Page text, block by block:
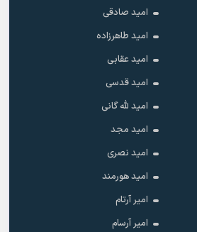
امید صادقی
امید طاهرزاده
امید عقابی
امید قدسی
امید لله گانی
امید مجد
امید نصری
امید هورمند
امیر آرتام
امیر آرسام